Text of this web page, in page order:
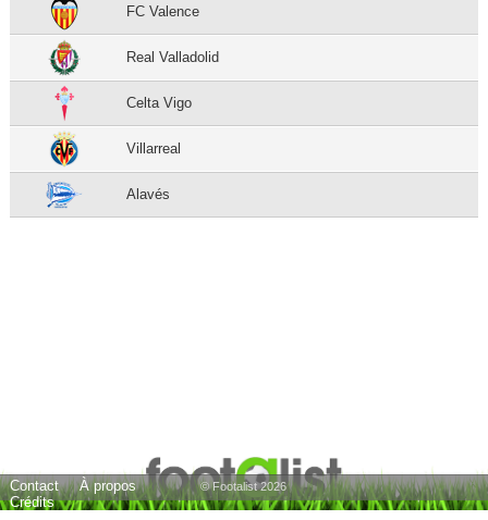
FC Valence
Real Valladolid
Celta Vigo
Villarreal
Alavés
Contact
À propos
Crédits
© Footalist 2026